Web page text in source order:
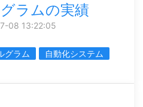
ラムの実績
08 13:22:05
グラム
自動化システム